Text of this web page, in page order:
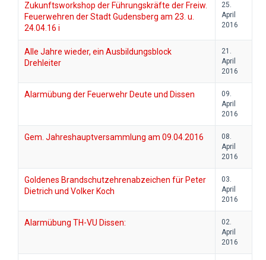
Zukunftsworkshop der Führungskräfte der Freiw.
Feuerwehren der Stadt Gudensberg am 23. u.
24.04.16 i
25.
April
2016
Alle Jahre wieder, ein Ausbildungsblock
Drehleiter
21.
April
2016
Alarmübung der Feuerwehr Deute und Dissen
09.
April
2016
Gem. Jahreshauptversammlung am 09.04.2016
08.
April
2016
Goldenes Brandschutzehrenabzeichen für Peter
Dietrich und Volker Koch
03.
April
2016
Alarmübung TH-VU Dissen:
02.
April
2016